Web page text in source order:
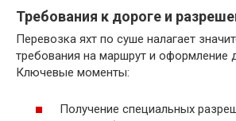
Требования к дороге и
Перевозка яхт по суше налагает
требования на маршрут и оформление
Ключевые моменты:
Получение специальных